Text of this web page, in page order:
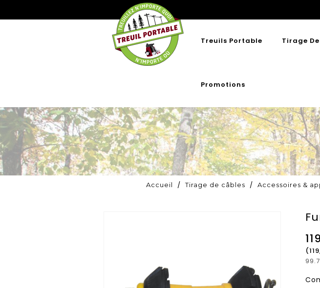
Treuils Portable Tirage
Promotions
Accueil Tirage de câbles Accessoires &